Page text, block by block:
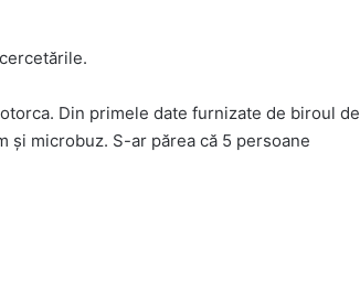
Din primele date furnizate de biroul de
și microbuz. S-ar părea că 5 persoane